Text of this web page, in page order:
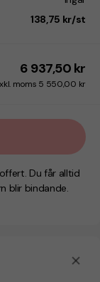
138,75 kr/st
6 937,50 kr
moms 5 550,00 kr
Du får alltid
blir bindande.